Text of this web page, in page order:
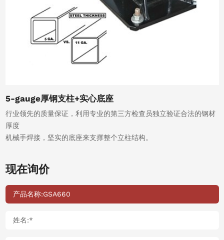
5-gauge厚钢支柱+实心底座
行业领先的质量保证，利用专业的第三方检查员独立验证合法的钢材
厚度
机械手焊接，坚实的底座来支撑整个立柱结构。
现在询价